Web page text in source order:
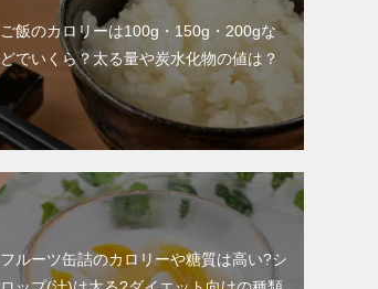
ご飯のカロリーは100g・150g・200gな
どでいくら？太る量や炭水化物の値は？
フルーツ缶詰のカロリーや糖質は高い?シ